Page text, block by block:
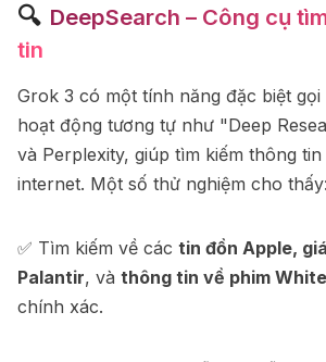
🔍 DeepSearch – Công cụ
tin
Grok 3 có một tính năng đặc biệt gọi
hoạt động tương tự như "Deep
và Perplexity, giúp tìm kiếm thông
internet. Một số thử nghiệm cho thấy:
✅ Tìm kiếm về các tin đồn Apple,
Palantir, và thông tin về phim
chính xác.